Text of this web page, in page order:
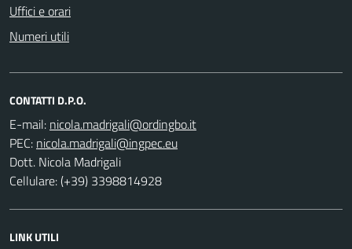
Uffici e orari
Numeri utili
CONTATTI D.P.O.
E-mail:
PEC:
Dott. Nicola Madrigali
Cellulare: (+39) 3398814928
LINK UTILI